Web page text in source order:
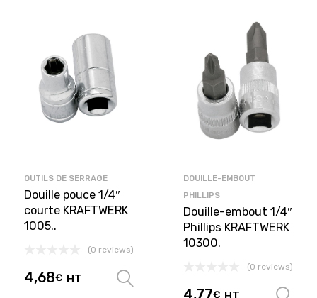
OUTILS DE SERRAGE
Douille pouce 1/4″
courte KRAFTWERK
1005..
(0 reviews)
4,68€ HT
DOUILLE-EMBOUT
PHILLIPS
Douille-embout 1/4″
Phillips KRAFTWERK
10300.
(0 reviews)
4,77€ HT